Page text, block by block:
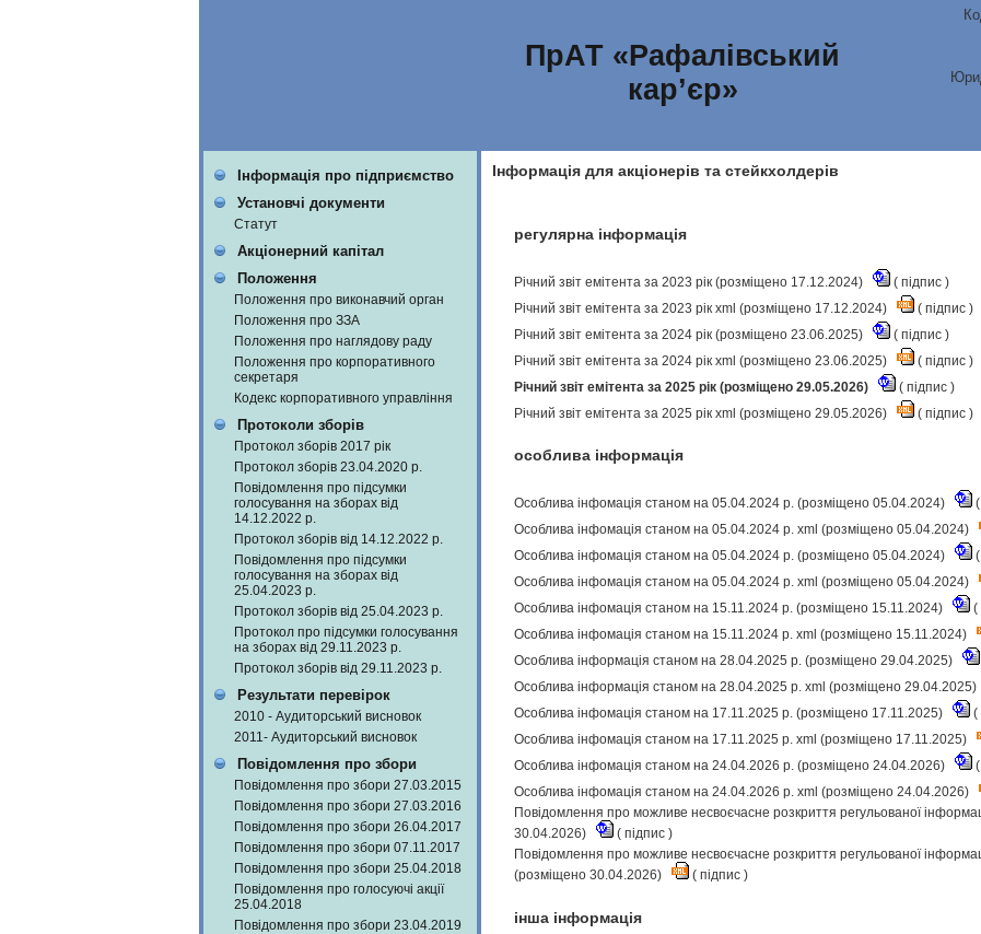
ПрАТ «Рафалівський
кар’єр»
Інформація про підприємство
Установчі документи
Статут
Акціонерний капітал
Положення
Положення про виконавчий орган
Положення про ЗЗА
Положення про наглядову раду
Положення про корпоративного
секретаря
Кодекс корпоративного управління
Протоколи зборів
Протокол зборів 2017 рік
Протокол зборів 23.04.2020 р.
Повідомлення про підсумки
голосування на зборах від
14.12.2022 р.
Протокол зборів від 14.12.2022 р.
Повідомлення про підсумки
голосування на зборах від
25.04.2023 р.
Протокол зборів від 25.04.2023 р.
Протокол про підсумки голосування
на зборах від 29.11.2023 р.
Протокол зборів від 29.11.2023 р.
Результати перевірок
2010 - Аудиторський висновок
2011- Аудиторський висновок
Повідомлення про збори
Повідомлення про збори 27.03.2015
Повідомлення про збори 27.03.2016
Повідомлення про збори 26.04.2017
Повідомлення про збори 07.11.2017
Повідомлення про збори 25.04.2018
Повідомлення про голосуючі акції
25.04.2018
Повідомлення про збори 23.04.2019
Інформація для акціонерів та стейкхолдерів
регулярна інформація
Річний звіт емітента за 2023 рік (розміщено 17.12.2024) ( підпис )
Річний звіт емітента за 2023 рік xml (розміщено 17.12.2024)
( підпис )
Річний звіт емітента за 2024 рік (розміщено 23.06.2025)
( підпис )
Річний звіт емітента за 2024 рік xml (розміщено 23.06.2025)
( підпис )
Річний звіт емітента за 2025 рік (розміщено 29.05.2026)
( підпис )
Річний звіт емітента за 2025 рік xml (розміщено 29.05.2026)
( підпис )
особлива інформація
Особлива інфомація станом на 05.04.2024 р. (розміщено 05.04.2024) (
Особлива інфомація станом на 05.04.2024 р. xml (розміщено 05.04.2024)
Особлива інфомація станом на 05.04.2024 р. (розміщено 05.04.2024)
(
Особлива інфомація станом на 05.04.2024 р. xml (розміщено 05.04.2024)
Особлива інфомація станом на 15.11.2024 р. (розміщено 15.11.2024)
(
Особлива інфомація станом на 15.11.2024 р. xml (розміщено 15.11.2024)
Особлива інформація станом на 28.04.2025 р. (розміщено 29.04.2025)
Особлива інформація станом на 28.04.2025 р. xml (розміщено 29.04.2025)
Особлива інфомація станом на 17.11.2025 р. (розміщено 17.11.2025)
(
Особлива інфомація станом на 17.11.2025 р. xml (розміщено 17.11.2025)
Особлива інфомація станом на 24.04.2026 р. (розміщено 24.04.2026)
(
Особлива інфомація станом на 24.04.2026 р. xml (розміщено 24.04.2026)
Повідомлення про можливе несвоєчасне розкриття регульованої
30.04.2026)
( підпис )
Повідомлення про можливе несвоєчасне розкриття регульованої
(розміщено 30.04.2026)
( підпис )
інша інформація